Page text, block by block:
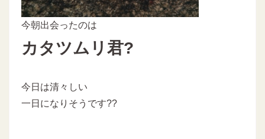
今朝出会ったのは
カタツムリ君?
今日は清々しい
一日になりそうです??